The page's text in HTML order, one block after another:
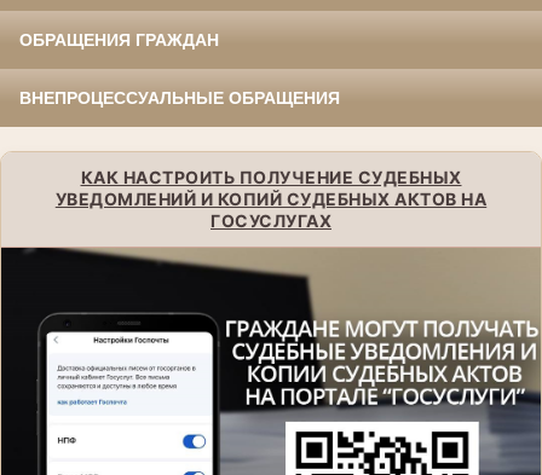
ОБРАЩЕНИЯ ГРАЖДАН
ВНЕПРОЦЕССУАЛЬНЫЕ ОБРАЩЕНИЯ
КАК НАСТРОИТЬ ПОЛУЧЕНИЕ СУДЕБНЫХ
УВЕДОМЛЕНИЙ И КОПИЙ СУДЕБНЫХ АКТОВ НА
ГОСУСЛУГАХ